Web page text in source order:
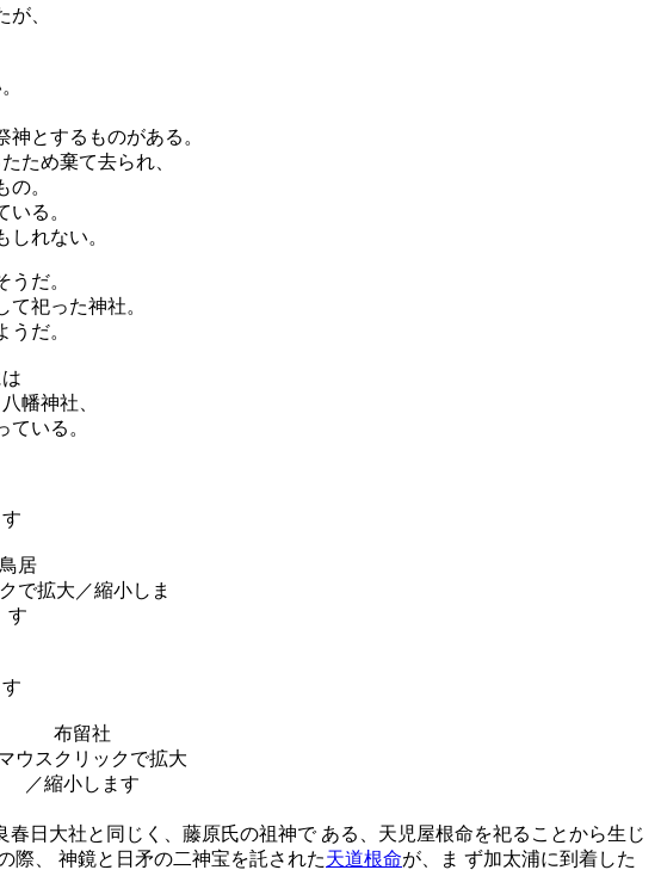
、
とするものがある。
ため棄て去られ、
。
る。
れない。
だ。
祀った神社。
だ。
幡神社、
いる。
鳥居
布留社
春日大社と同じく、藤原氏の祖神で ある、天児屋根命を祀ることから生じ
際、 神鏡と日矛の二神宝を託された天道根命が、ま ず加太浦に到着した